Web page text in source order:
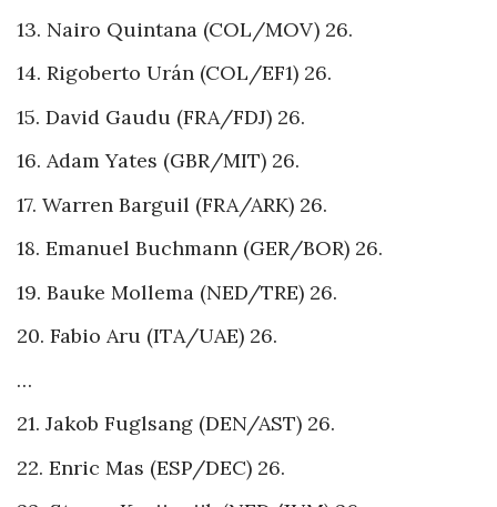
13. Nairo Quintana (COL/MOV) 26.
14. Rigoberto Urán (COL/EF1) 26.
15. David Gaudu (FRA/FDJ) 26.
16. Adam Yates (GBR/MIT) 26.
17. Warren Barguil (FRA/ARK) 26.
18. Emanuel Buchmann (GER/BOR) 26.
19. Bauke Mollema (NED/TRE) 26.
20. Fabio Aru (ITA/UAE) 26.
…
21. Jakob Fuglsang (DEN/AST) 26.
22. Enric Mas (ESP/DEC) 26.